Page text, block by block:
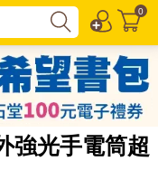
0
強光手電筒超